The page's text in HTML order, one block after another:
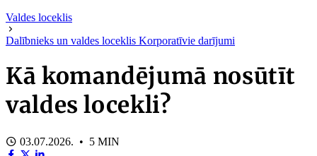
Valdes loceklis
Dalībnieks un valdes loceklis Korporatīvie darījumi
Kā komandējumā nosūtīt
valdes locekli?
03.07.2026. • 5 MIN